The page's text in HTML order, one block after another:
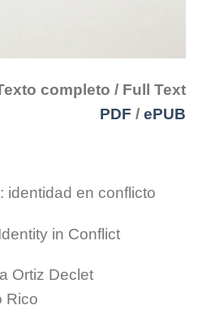
completo / Full Text
PDF / ePUB
identidad en conflicto
in Conflict
Ortiz Declet
Rico